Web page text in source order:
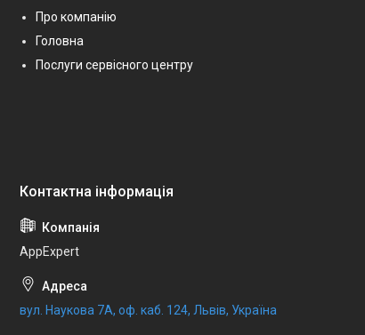
Про компанію
Головна
Послуги сервісного центру
AppExpert
вул. Наукова 7А, оф. каб. 124, Львів, Україна